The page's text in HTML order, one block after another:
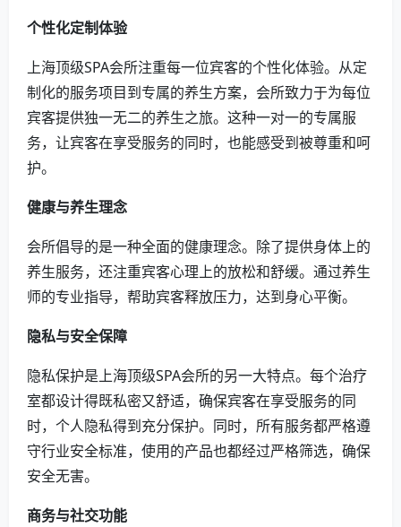
个性化定制体验
上海顶级SPA会所注重每一位宾客的个性化体验。从定
制化的服务项目到专属的养生方案，会所致力于为每位
宾客提供独一无二的养生之旅。这种一对一的专属服
务，让宾客在享受服务的同时，也能感受到被尊重和呵
护。
健康与养生理念
会所倡导的是一种全面的健康理念。除了提供身体上的
养生服务，还注重宾客心理上的放松和舒缓。通过养生
师的专业指导，帮助宾客释放压力，达到身心平衡。
隐私与安全保障
隐私保护是上海顶级SPA会所的另一大特点。每个治疗
室都设计得既私密又舒适，确保宾客在享受服务的同
时，个人隐私得到充分保护。同时，所有服务都严格遵
守行业安全标准，使用的产品也都经过严格筛选，确保
安全无害。
商务与社交功能